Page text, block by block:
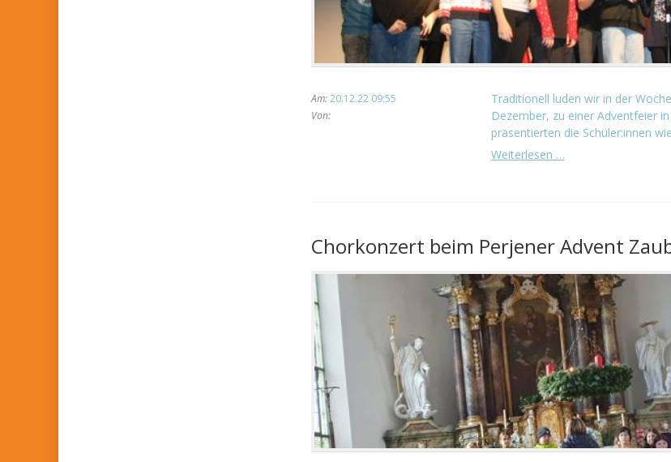
Am:20.12.22 09:55
Von:
Traditionell luden wir in der
Dezember, zu einer Adventfeier
präsentierten die Schüler:innen
Weiterlesen …Adventfeier
Chorkonzert beim Perjener Advent